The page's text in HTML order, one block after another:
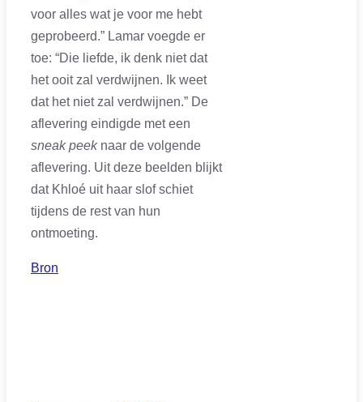
voor alles wat je voor me hebt
geprobeerd.” Lamar voegde er
toe: “Die liefde, ik denk niet dat
het ooit zal verdwijnen. Ik weet
dat het niet zal verdwijnen.” De
aflevering eindigde met een
sneak peeknaar de volgende
aflevering. Uit deze beelden blijkt
dat Khloé uit haar slof schiet
tijdens de rest van hun
ontmoeting.
Bron